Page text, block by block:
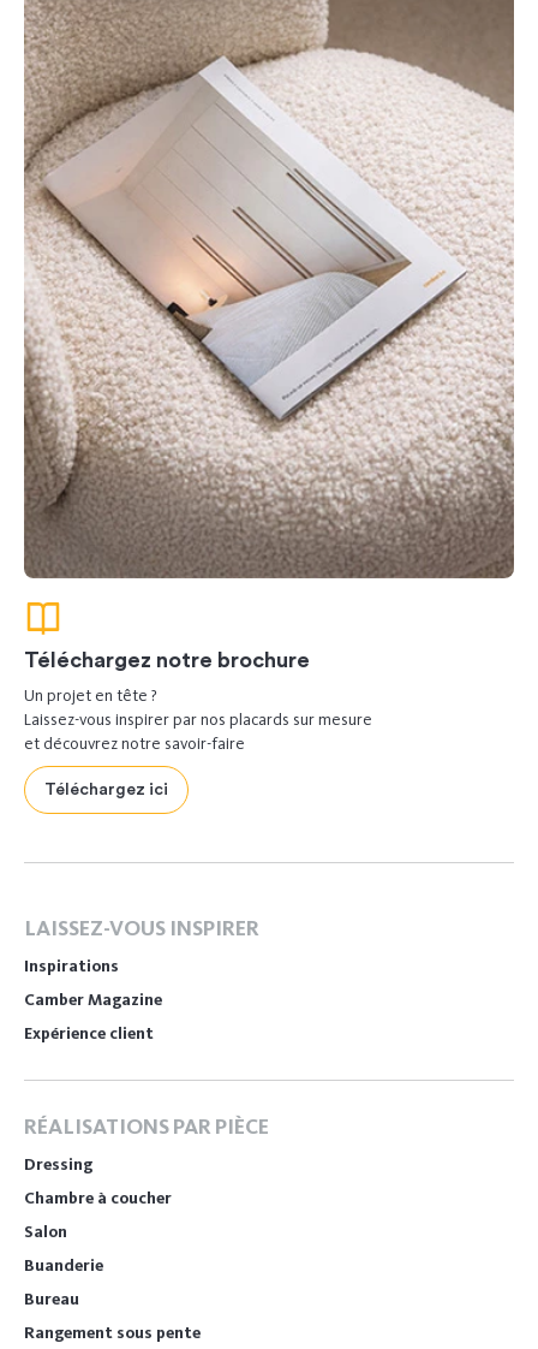
Téléchargez notre brochure
Un projet en tête ?
Laissez-vous inspirer par nos placards sur mesure
et découvrez notre savoir-faire
Téléchargez ici
LAISSEZ-VOUS INSPIRER
Inspirations
Camber Magazine
Expérience client
RÉALISATIONS PAR PIÈCE
Dressing
Chambre à coucher
Salon
Buanderie
Bureau
Rangement sous pente